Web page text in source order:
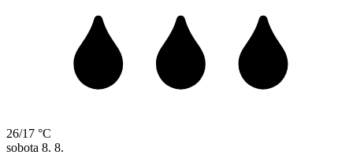
26/17 °C
sobota 8. 8.